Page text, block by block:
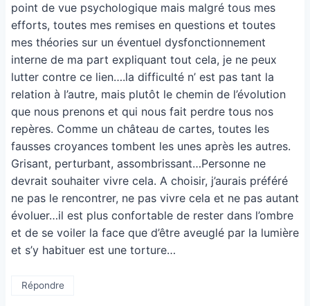
point de vue psychologique mais malgré tous mes
efforts, toutes mes remises en questions et toutes
mes théories sur un éventuel dysfonctionnement
interne de ma part expliquant tout cela, je ne peux
lutter contre ce lien….la difficulté n’ est pas tant la
relation à l’autre, mais plutôt le chemin de l’évolution
que nous prenons et qui nous fait perdre tous nos
repères. Comme un château de cartes, toutes les
fausses croyances tombent les unes après les autres.
Grisant, perturbant, assombrissant…Personne ne
devrait souhaiter vivre cela. A choisir, j’aurais préféré
ne pas le rencontrer, ne pas vivre cela et ne pas autant
évoluer…il est plus confortable de rester dans l’ombre
et de se voiler la face que d’être aveuglé par la lumière
et s’y habituer est une torture…
Répondre